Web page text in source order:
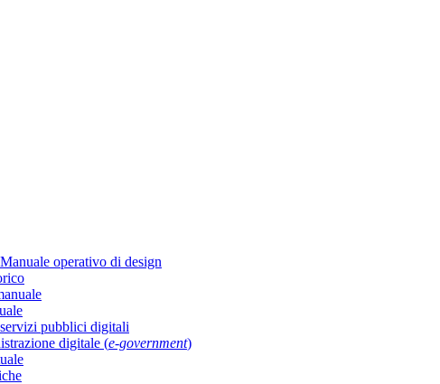
operativo di design
pubblici digitali
digitale (e-government)